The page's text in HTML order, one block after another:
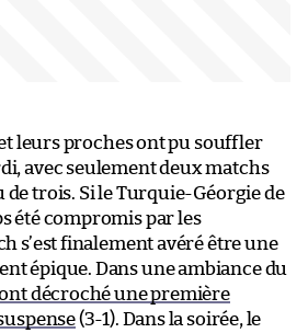
leurs proches ont pu souffler
avec seulement deux matchs
trois. Si le Turquie-Géorgie de
été compromis par les
s’est finalement avéré être une
épique. Dans une ambiance du
décroché une première
(3-1). Dans la soirée, le